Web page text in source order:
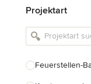
Armaturen &
Projektart
Feuerstellen-